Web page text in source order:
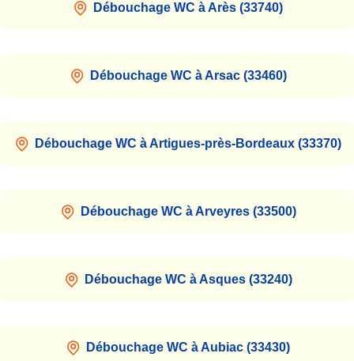
Débouchage WC à Arès (33740)
Débouchage WC à Arsac (33460)
Débouchage WC à Artigues-près-Bordeaux (33370)
Débouchage WC à Arveyres (33500)
Débouchage WC à Asques (33240)
Débouchage WC à Aubiac (33430)